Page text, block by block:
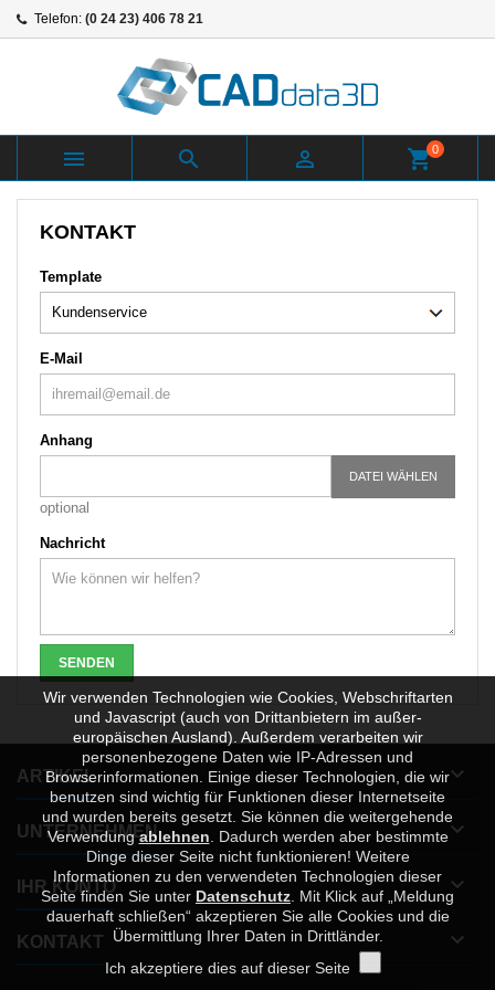
Telefon: (0 24 23) 406 78 21
   shopping_cart0
KONTAKT
Template
E-Mail
Anhang
DATEI WÄHLEN
optional
Nachricht
ARTIKEL 
UNTERNEHMEN 
IHR KONTO 
KONTAKT 
Wir verwenden Technologien wie Cookies, Webschriftarten
und Javascript (auch von Drittanbietern im außer-
europäischen Ausland). Außerdem verarbeiten wir
personenbezogene Daten wie IP-Adressen und
Browserinformationen. Einige dieser Technologien, die wir
benutzen sind wichtig für Funktionen dieser Internetseite
und wurden bereits gesetzt. Sie können die weitergehende
Verwendungablehnen
Dadurch werden aber bestimmte
Dinge dieser Seite nicht funktionieren! Weitere
Informationen zu den verwendeten Technologien dieser
Seite finden Sie unter Datenschutz . Mit Klick auf „Meldung
dauerhaft schließen“ akzeptieren Sie alle Cookies und die
Übermittlung Ihrer Daten in Drittländer.
Ich akzeptiere dies auf dieser Seite